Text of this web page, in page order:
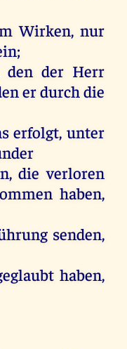
Wirken, nur
;
den der Herr
erdurch die
erfolgt, unter
,die verloren
haben,
senden,
haben,